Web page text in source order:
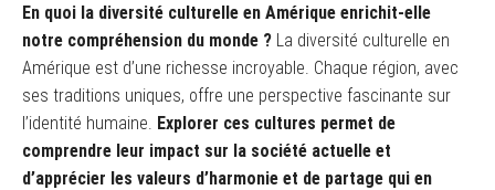
En quoi la diversité culturelle en Amérique enrichit-elle
notre compréhension du monde ? La diversité culturelle en
Amérique est d’une richesse incroyable. Chaque région, avec
ses traditions uniques, offre une perspective fascinante sur
l’identité humaine. Explorer ces cultures permet de
comprendre leur impact sur la société actuelle et
d’apprécier les valeurs d’harmonie et de partage qui en